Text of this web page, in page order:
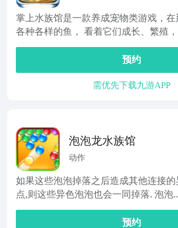
掌上水族馆是一款养成宠物类游戏，
各种各样的鱼， 看着它们成长、繁殖
预约
需优先下载九游APP
泡泡龙水族馆
动作
如果这些泡泡掉落之后造成其他连接
点,则这些异色泡泡也会一同掉落. 泡泡
预约